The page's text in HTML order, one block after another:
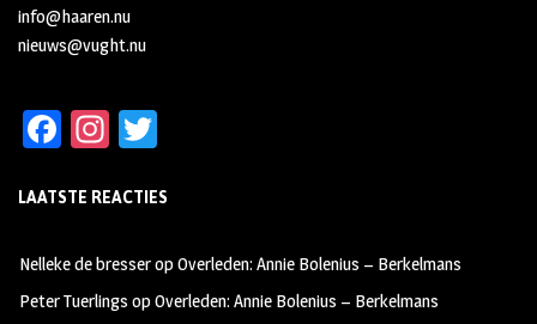
info@haaren.nu
nieuws@vught.nu
Fa
b
oo
k
In
ag
m
tt
LAATSTE REACTIES
Nelleke de bresseropOverleden: Annie Bolenius – Berkelmans
Peter Tuerlings opOverleden: Annie Bolenius – Berkelmans